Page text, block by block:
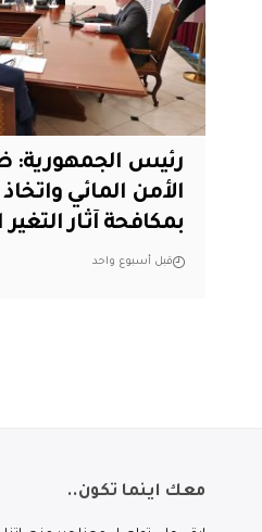
رئيس الجمهورية:
الأمن المائي
بمكافحة آثار
قبل أسبوع واحد
معك اينما تكون..